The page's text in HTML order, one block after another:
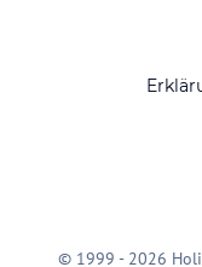
© 1999 - 2026